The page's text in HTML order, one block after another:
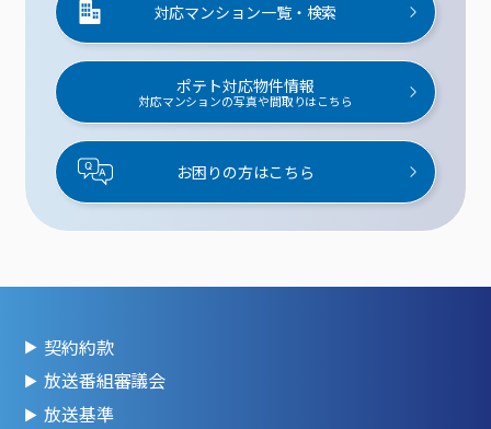
対応マンション一覧・検索
ポテト対応物件情報
対応マンションの写真や間取りはこちら
お困りの方はこちら
契約約款
放送番組審議会
放送基準